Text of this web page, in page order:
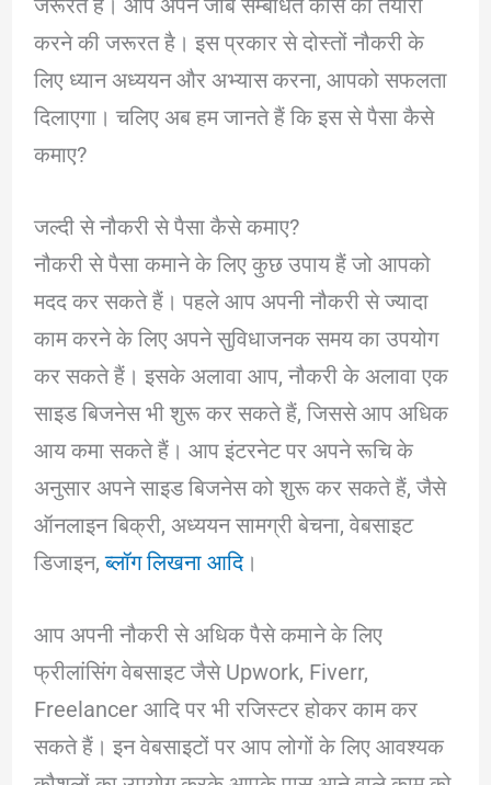
जरूरत है। आप अपने जॉब सम्बंधित कोर्स को तैयारी
करने की जरूरत है। इस प्रकार से दोस्तों नौकरी के
लिए ध्यान अध्ययन और अभ्यास करना, आपको सफलता
दिलाएगा। चलिए अब हम जानते हैं कि इस से पैसा कैसे
कमाए?
जल्दी से नौकरी से पैसा कैसे कमाए?
नौकरी से पैसा कमाने के लिए कुछ उपाय हैं जो आपको
मदद कर सकते हैं। पहले आप अपनी नौकरी से ज्यादा
काम करने के लिए अपने सुविधाजनक समय का उपयोग
कर सकते हैं। इसके अलावा आप, नौकरी के अलावा एक
साइड बिजनेस भी शुरू कर सकते हैं, जिससे आप अधिक
आय कमा सकते हैं। आप इंटरनेट पर अपने रूचि के
अनुसार अपने साइड बिजनेस को शुरू कर सकते हैं, जैसे
ऑनलाइन बिक्री, अध्ययन सामग्री बेचना, वेबसाइट
डिजाइन,ब्लॉग लिखना आदि।
आप अपनी नौकरी से अधिक पैसे कमाने के लिए
फ्रीलांसिंग वेबसाइट जैसे Upwork, Fiverr,
Freelancer आदि पर भी रजिस्टर होकर काम कर
सकते हैं। इन वेबसाइटों पर आप लोगों के लिए आवश्यक